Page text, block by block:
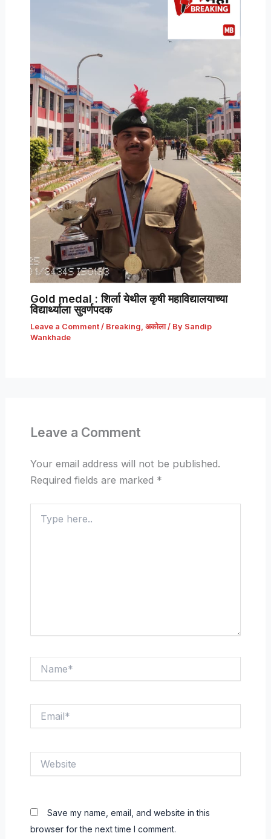
Gold medal : शिर्ला येथील कृषी महाविद्यालयाच्या
विद्यार्थ्याला सुवर्णपदक
Leave a Comment / Breaking, अकोला/ By Sandip
Wankhade
Leave a Comment
Your email address will not be published.
Required fields are marked *
here..
Save my name, email, and website in this
browser for the next time I comment.